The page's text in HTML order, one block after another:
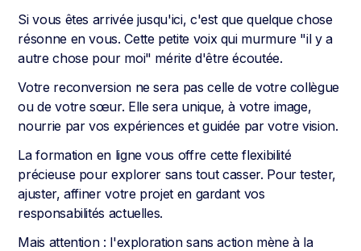
Si vous êtes arrivée jusqu'ici, c'est que quelque chose
résonne en vous. Cette petite voix qui murmure "il y a
autre chose pour moi" mérite d'être écoutée.
Votre reconversion ne sera pas celle de votre collègue
ou de votre sœur. Elle sera unique, à votre image,
nourrie par vos expériences et guidée par votre vision.
La formation en ligne vous offre cette flexibilité
précieuse pour explorer sans tout casser. Pour tester,
ajuster, affiner votre projet en gardant vos
responsabilités actuelles.
Mais attention : l'exploration sans action mène à la